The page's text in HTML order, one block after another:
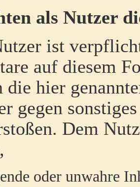
als Nutzer
ist
auf diesem
die hier
gegen
Dem
oder unwahre